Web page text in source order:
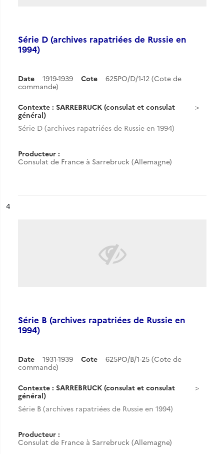
Série D (archives rapatriées de Russie en
1994)
Date 1919-1939 Cote
625PO/D/1-12 (Cote de
commande)
Contexte : SARREBRUCK (consulat et consulat
général)
Série D (archives rapatriées de Russie en 1994)
Producteur :
Consulat de France à Sarrebruck (Allemagne)
n°
4
Série B (archives rapatriées de Russie en
1994)
Date 1931-1939 Cote
625PO/B/1-25 (Cote de
commande)
Contexte : SARREBRUCK (consulat et consulat
général)
Série B (archives rapatriées de Russie en 1994)
Producteur :
Consulat de France à Sarrebruck (Allemagne)